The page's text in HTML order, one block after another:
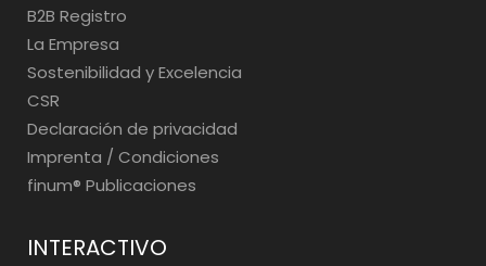
B2B Registro
La Empresa
Sostenibilidad y Excelencia
CSR
Declaración de privacidad
Imprenta / Condiciones
finum®️ Publicaciones
INTERACTIVO